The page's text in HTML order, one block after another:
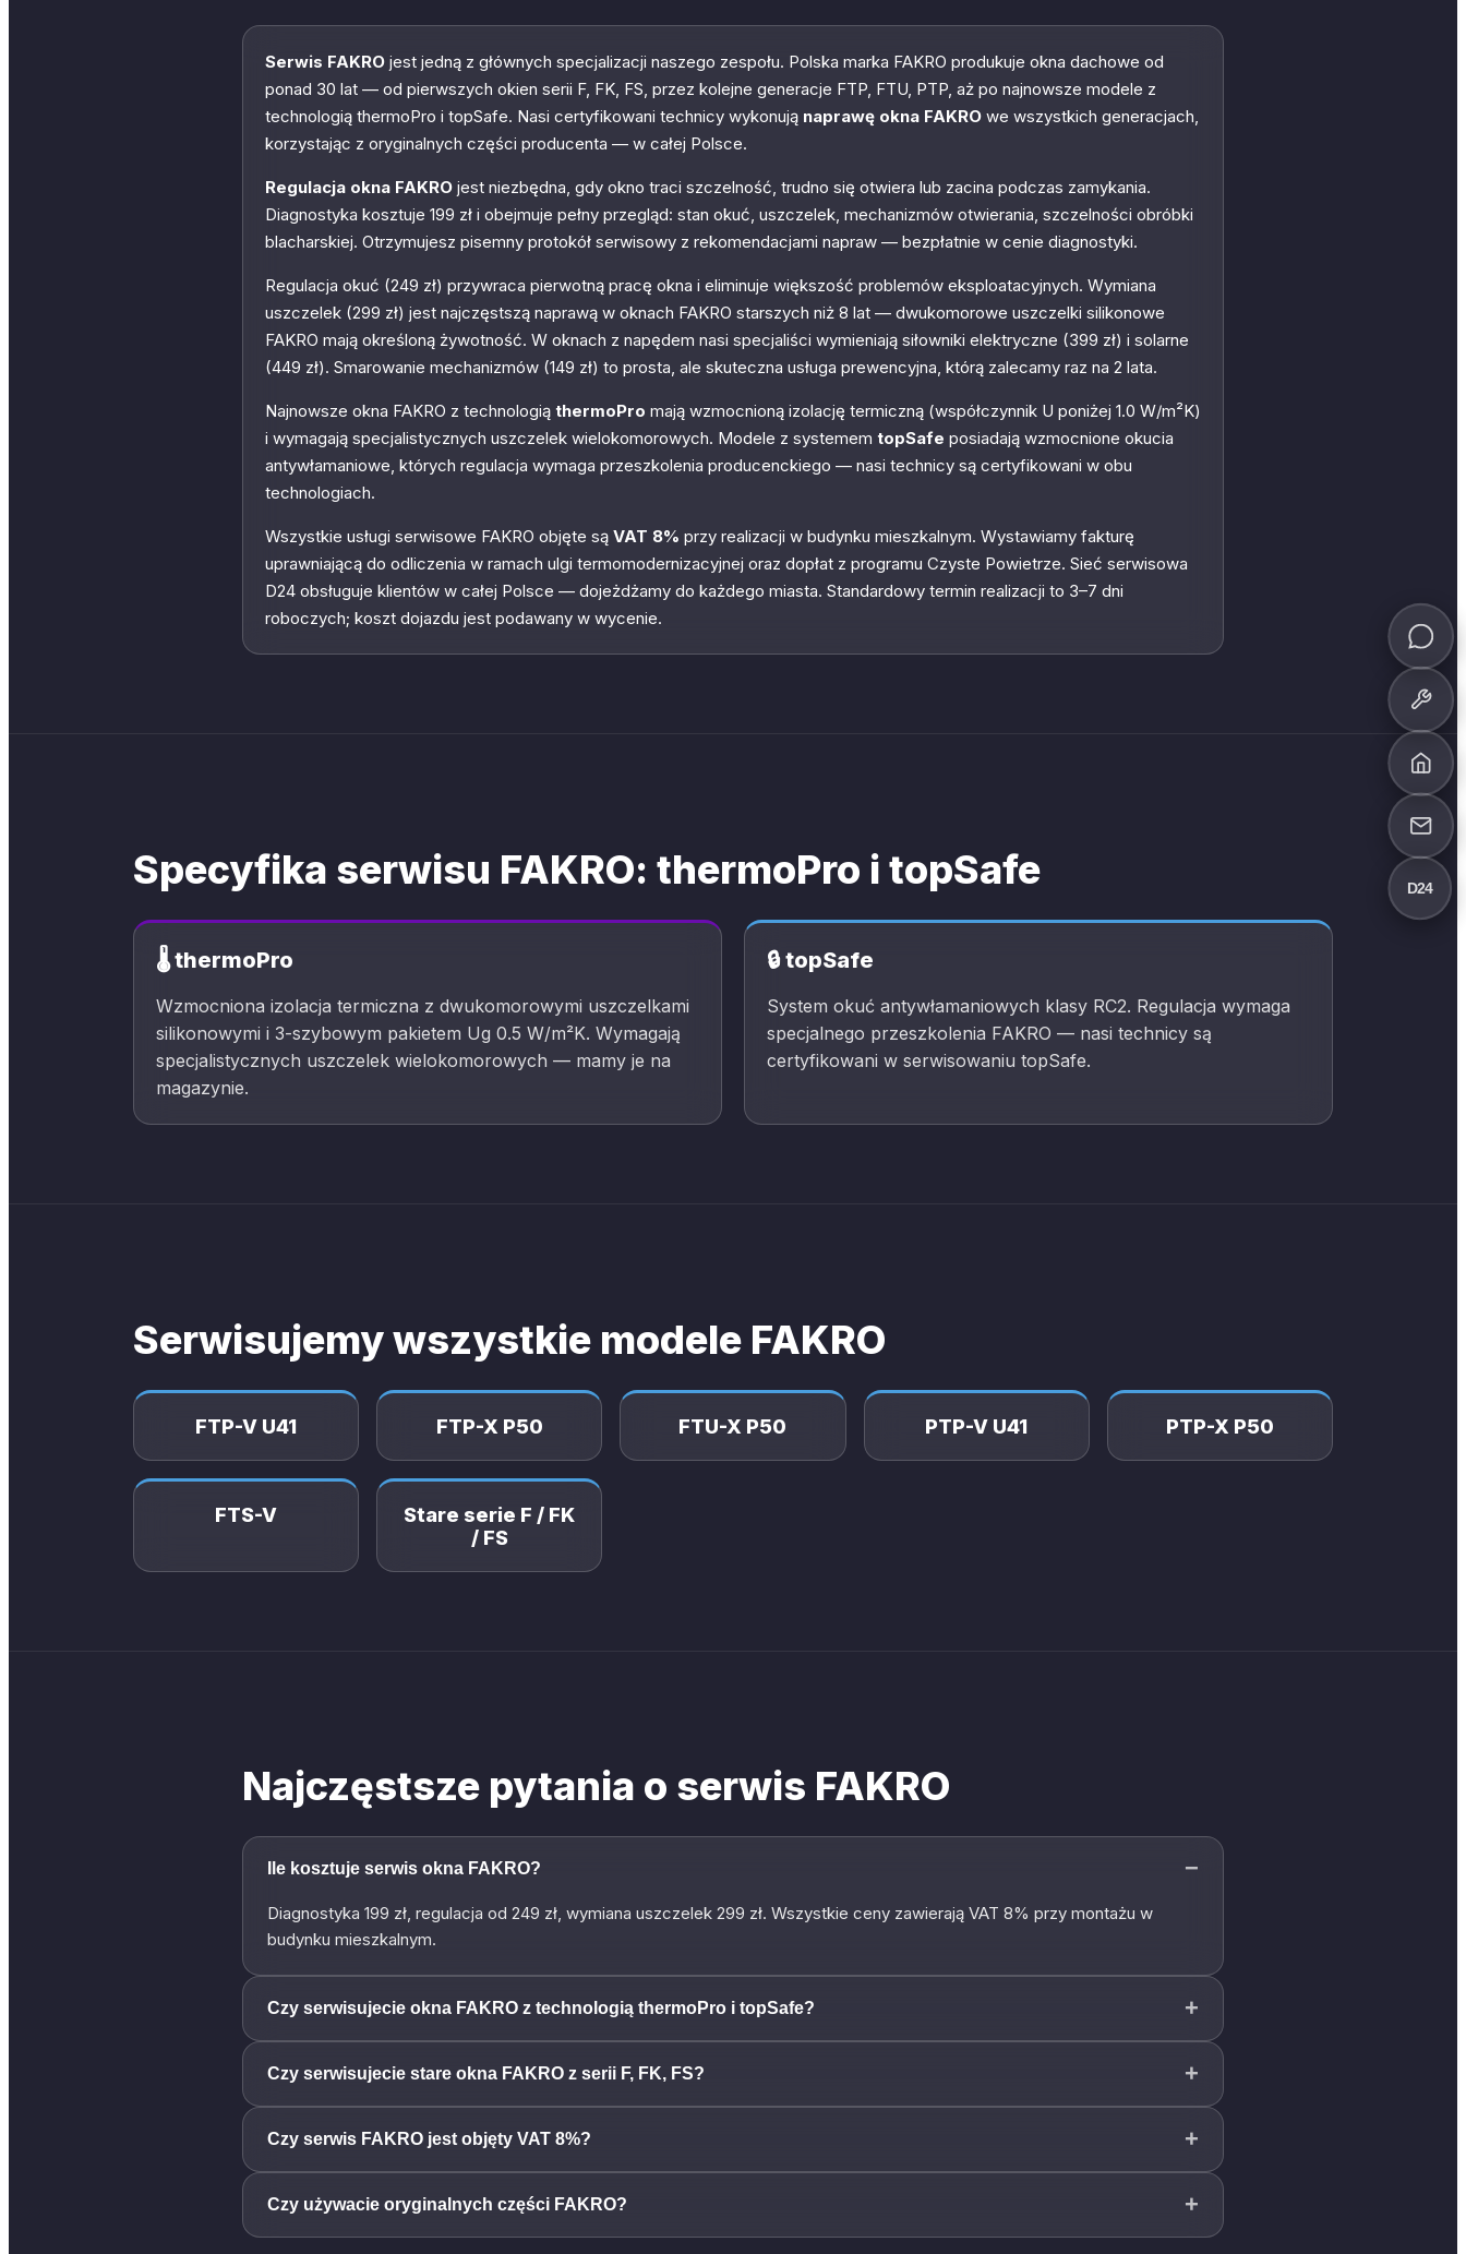
Serwis FAKRO jest jedną z głównych specjalizacji naszego zespołu. Polska marka FAKRO produkuje okna dachowe od
ponad 30 lat — od pierwszych okien serii F, FK, FS, przez kolejne generacje FTP, FTU, PTP, aż po najnowsze modele z
technologią thermoPro i topSafe. Nasi certyfikowani technicy wykonują naprawę okna FAKRO we wszystkich generacjach,
korzystając z oryginalnych części producenta — w całej Polsce.
Regulacja okna FAKRO jest niezbędna, gdy okno traci szczelność, trudno się otwiera lub zacina podczas zamykania.
Diagnostyka kosztuje 199 zł i obejmuje pełny przegląd: stan okuć, uszczelek, mechanizmów otwierania, szczelności obróbki
blacharskiej. Otrzymujesz pisemny protokół serwisowy z rekomendacjami napraw — bezpłatnie w cenie diagnostyki.
Regulacja okuć (249 zł) przywraca pierwotną pracę okna i eliminuje większość problemów eksploatacyjnych. Wymiana
uszczelek (299 zł) jest najczęstszą naprawą w oknach FAKRO starszych niż 8 lat — dwukomorowe uszczelki silikonowe
FAKRO mają określoną żywotność. W oknach z napędem nasi specjaliści wymieniają siłowniki elektryczne (399 zł) i solarne
(449 zł). Smarowanie mechanizmów (149 zł) to prosta, ale skuteczna usługa prewencyjna, którą zalecamy raz na 2 lata.
Najnowsze okna FAKRO z technologią thermoPro mają wzmocnioną izolację termiczną (współczynnik U poniżej 1.0 W/m²K)
i wymagają specjalistycznych uszczelek wielokomorowych. Modele z systemem topSafe posiadają wzmocnione okucia
antywłamaniowe, których regulacja wymaga przeszkolenia producenckiego — nasi technicy są certyfikowani w obu
technologiach.
Wszystkie usługi serwisowe FAKRO objęte są VAT 8% przy realizacji w budynku mieszkalnym. Wystawiamy fakturę
uprawniającą do odliczenia w ramach ulgi termomodernizacyjnej oraz dopłat z programu Czyste Powietrze. Sieć serwisowa
D24 obsługuje klientów w całej Polsce — dojeżdżamy do każdego miasta. Standardowy termin realizacji to 3–7 dni
roboczych; koszt dojazdu jest podawany w wycenie.
Specyfika serwisu FAKRO: thermoPro i topSafe
🌡️ thermoPro
Wzmocniona izolacja termiczna z dwukomorowymi uszczelkami
silikonowymi i 3-szybowym pakietem Ug 0.5 W/m²K. Wymagają
specjalistycznych uszczelek wielokomorowych — mamy je na
magazynie.
🔒 topSafe
System okuć antywłamaniowych klasy RC2. Regulacja wymaga
specjalnego przeszkolenia FAKRO — nasi technicy są
certyfikowani w serwisowaniu topSafe.
Serwisujemy wszystkie modele FAKRO
FTP-V U41 FTP-X P50 FTU-X P50 PTP-V U41 PTP-X P50
FTS-V
Stare serie F / FK
/ FS
Najczęstsze pytania o serwis FAKRO
Ile kosztuje serwis okna FAKRO? −
Diagnostyka 199 zł, regulacja od 249 zł, wymiana uszczelek 299 zł. Wszystkie ceny zawierają VAT 8% przy montażu w
budynku mieszkalnym.
Czy serwisujecie okna FAKRO z technologią thermoPro i topSafe? +
Czy serwisujecie stare okna FAKRO z serii F, FK, FS? +
Czy serwis FAKRO jest objęty VAT 8%? +
Czy używacie oryginalnych części FAKRO? +
D24